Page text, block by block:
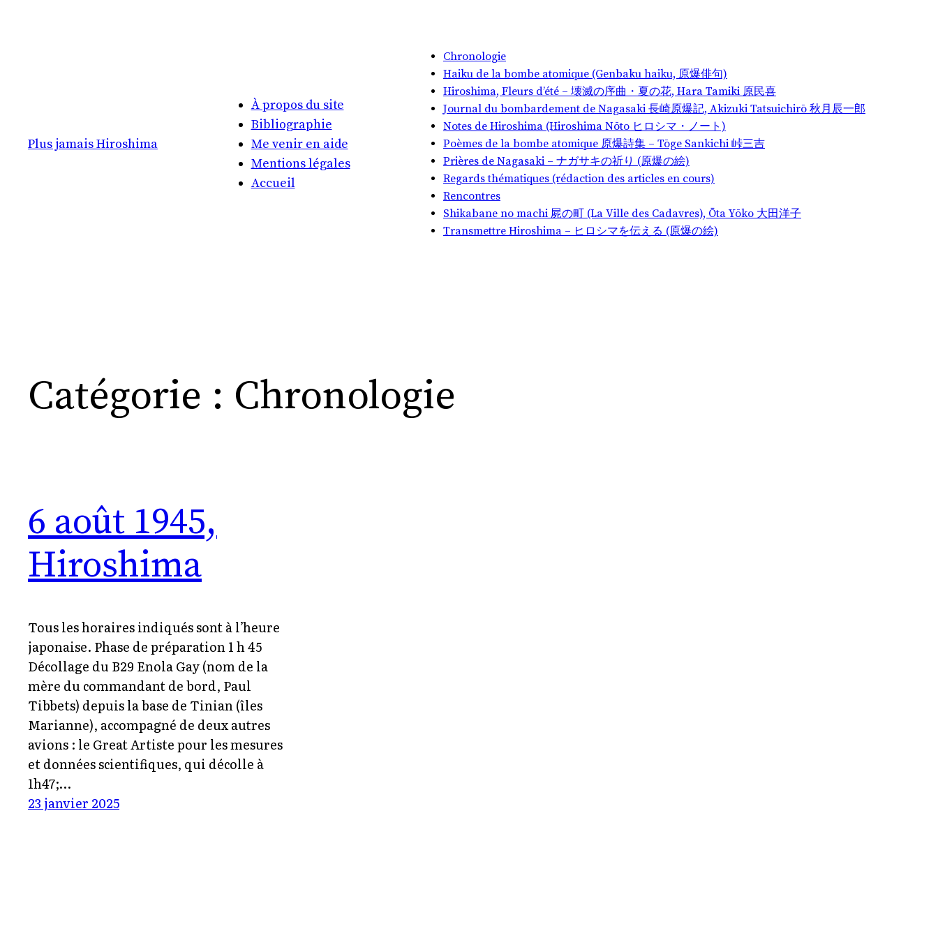
Plus jamais Hiroshima
À propos du site
Bibliographie
Me venir en aide
Mentions légales
Accueil
Chronologie
Haiku de la bombe atomique (Genbaku haiku, 原爆俳句)
Hiroshima, Fleurs d’été – 壊滅の序曲・夏の花, Hara Tamiki 原民喜
Journal du bombardement de Nagasaki 長崎原爆記, Akizuki Tatsuichirō 秋月辰一郎
Notes de Hiroshima (Hiroshima Nōto ヒロシマ・ノート)
Poèmes de la bombe atomique 原爆詩集 – Tōge Sankichi 峠三吉
Prières de Nagasaki – ナガサキの祈り (原爆の絵)
Regards thématiques (rédaction des articles en cours)
Rencontres
Shikabane no machi 屍の町 (La Ville des Cadavres), Ōta Yōko 大田洋子
Transmettre Hiroshima – ヒロシマを伝える (原爆の絵)
Catégorie : Chronologie
6 août 1945,
Hiroshima
Tous les horaires indiqués sont à l’heure
japonaise. Phase de préparation 1 h 45
Décollage du B29 Enola Gay (nom de la
mère du commandant de bord, Paul
Tibbets) depuis la base de Tinian (îles
Marianne), accompagné de deux autres
avions : le Great Artiste pour les mesures
et données scientifiques, qui décolle à
1h47;…
23 janvier 2025